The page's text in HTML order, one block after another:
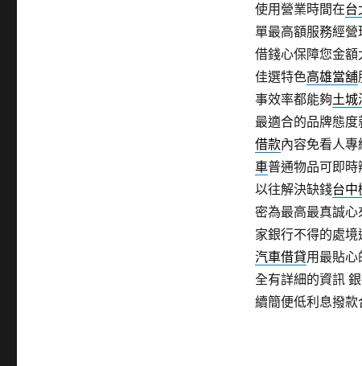
使用營業時間在台
單最高額服務經
借錢心保障您金
佳選特色高雄當舖
事效率都能夠土城
最適合的品牌態
借款內容免看人
車普通物品可即
以往解決缺錢台中
密為最高最真誠心
家銀行不得的處
汽車借貸用最貼心
全有詳細的資訊
續簡便低利息撥